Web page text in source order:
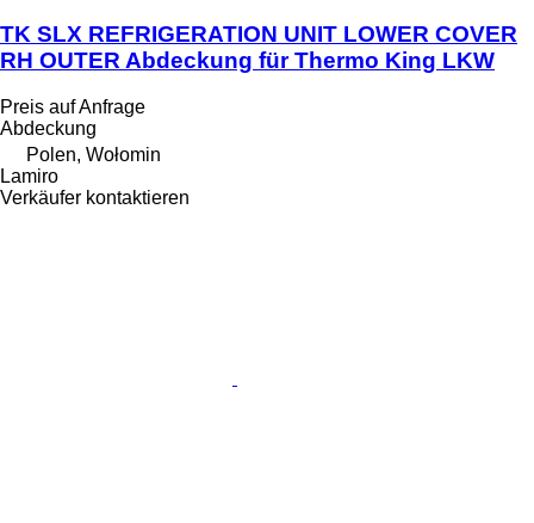
TK SLX REFRIGERATION UNIT LOWER COVER
RH OUTER Abdeckung für Thermo King LKW
Preis auf Anfrage
Abdeckung
Polen, Wołomin
Lamiro
Verkäufer kontaktieren